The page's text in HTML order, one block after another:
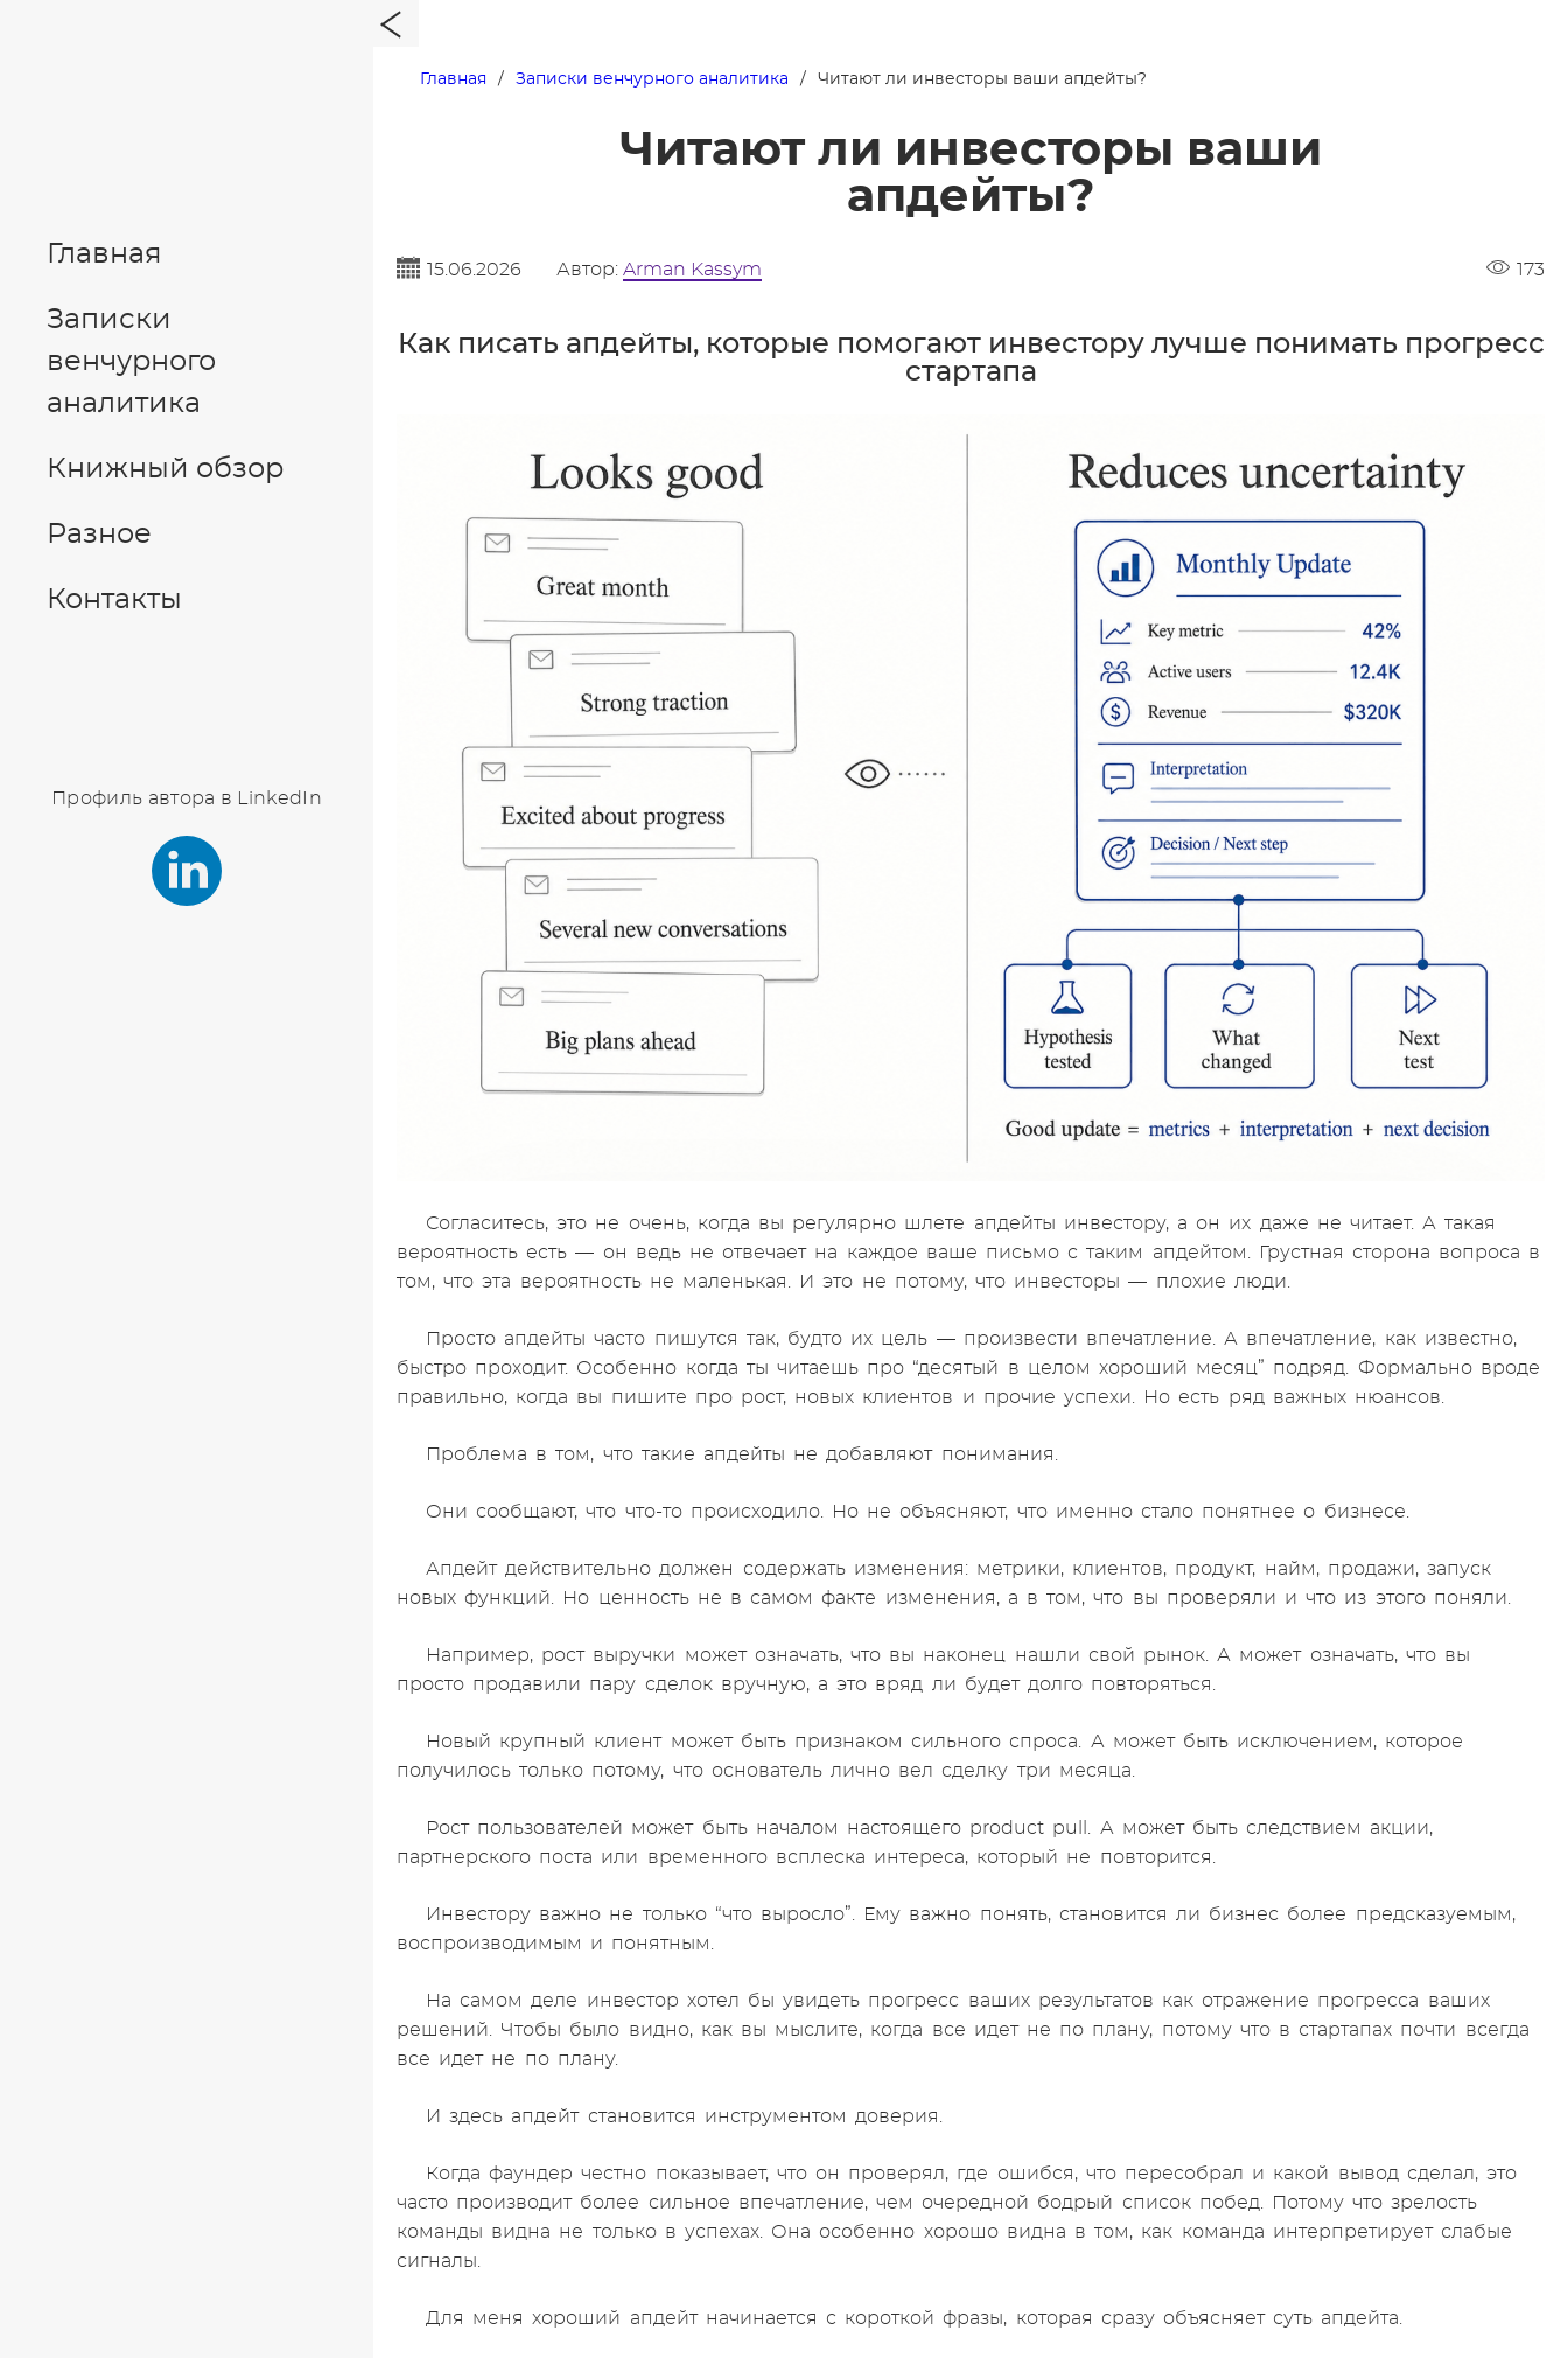
Главная
Записки
венчурного
аналитика
Книжный обзор
Разное
Контакты
Профиль автора в LinkedIn
Главная Записки венчурного аналитика Читают ли инвесторы ваши апдейты?
Читают ли инвесторы ваши
апдейты?
15.06.2026 Автор: Arman Kassym 173
Как писать апдейты, которые помогают инвестору лучше понимать прогресс
стартапа
Согласитесь, это не очень, когда вы регулярно шлете апдейты инвестору, а он их даже не читает. А такая
вероятность есть — он ведь не отвечает на каждое ваше письмо с таким апдейтом. Грустная сторона вопроса в
том, что эта вероятность не маленькая. И это не потому, что инвесторы — плохие люди.
Просто апдейты часто пишутся так, будто их цель — произвести впечатление. А впечатление, как известно,
быстро проходит. Особенно когда ты читаешь про “десятый в целом хороший месяц” подряд. Формально вроде
правильно, когда вы пишите про рост, новых клиентов и прочие успехи. Но есть ряд важных нюансов.
Проблема в том, что такие апдейты не добавляют понимания.
Они сообщают, что что-то происходило. Но не объясняют, что именно стало понятнее о бизнесе.
Апдейт действительно должен содержать изменения: метрики, клиентов, продукт, найм, продажи, запуск
новых функций. Но ценность не в самом факте изменения, а в том, что вы проверяли и что из этого поняли.
Например, рост выручки может означать, что вы наконец нашли свой рынок. А может означать, что вы
просто продавили пару сделок вручную, а это вряд ли будет долго повторяться.
Новый крупный клиент может быть признаком сильного спроса. А может быть исключением, которое
получилось только потому, что основатель лично вел сделку три месяца.
Рост пользователей может быть началом настоящего product pull. А может быть следствием акции,
партнерского поста или временного всплеска интереса, который не повторится.
Инвестору важно не только “что выросло”. Ему важно понять, становится ли бизнес более предсказуемым,
воспроизводимым и понятным.
На самом деле инвестор хотел бы увидеть прогресс ваших результатов как отражение прогресса ваших
решений. Чтобы было видно, как вы мыслите, когда все идет не по плану, потому что в стартапах почти всегда
все идет не по плану.
И здесь апдейт становится инструментом доверия.
Когда фаундер честно показывает, что он проверял, где ошибся, что пересобрал и какой вывод сделал, это
часто производит более сильное впечатление, чем очередной бодрый список побед. Потому что зрелость
команды видна не только в успехах. Она особенно хорошо видна в том, как команда интерпретирует слабые
сигналы.
Для меня хороший апдейт начинается с короткой фразы, которая сразу объясняет суть апдейта.